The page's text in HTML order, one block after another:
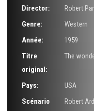
Director:
Robert
Genre:
Western
Année:
1959
Titre
original:
The
Pays:
USA
Scénario
Robert